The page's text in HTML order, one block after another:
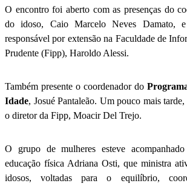
O encontro foi aberto com as presenças do
do idoso, Caio Marcelo Neves Damato,
responsável por extensão na Faculdade de
Prudente (Fipp), Haroldo Alessi.
Também presente o coordenador do
Idade, Josué Pantaleão. Um pouco mais
o diretor da Fipp, Moacir Del Trejo.
O grupo de mulheres esteve
educação física Adriana Osti, que ministra
idosos, voltadas para o equilíbrio,